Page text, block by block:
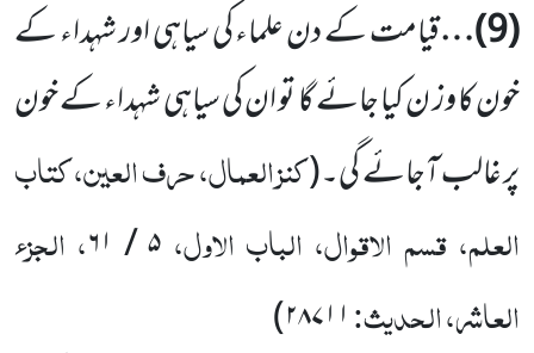
(
9
)…قیامت کے دن علماء کی سیاہی اور شہداء کے
خون کا وز ن کیا جائے گا تو ان کی سیاہی شہداء کے خون
پر غالب آجائے گی۔(کنز العمال، حرف العین، کتاب
العلم، قسم الاقوال، الباب الاول، ۵/ ۶۱، الجزء
العاشر، الحدیث:۲۸۷۱۱)